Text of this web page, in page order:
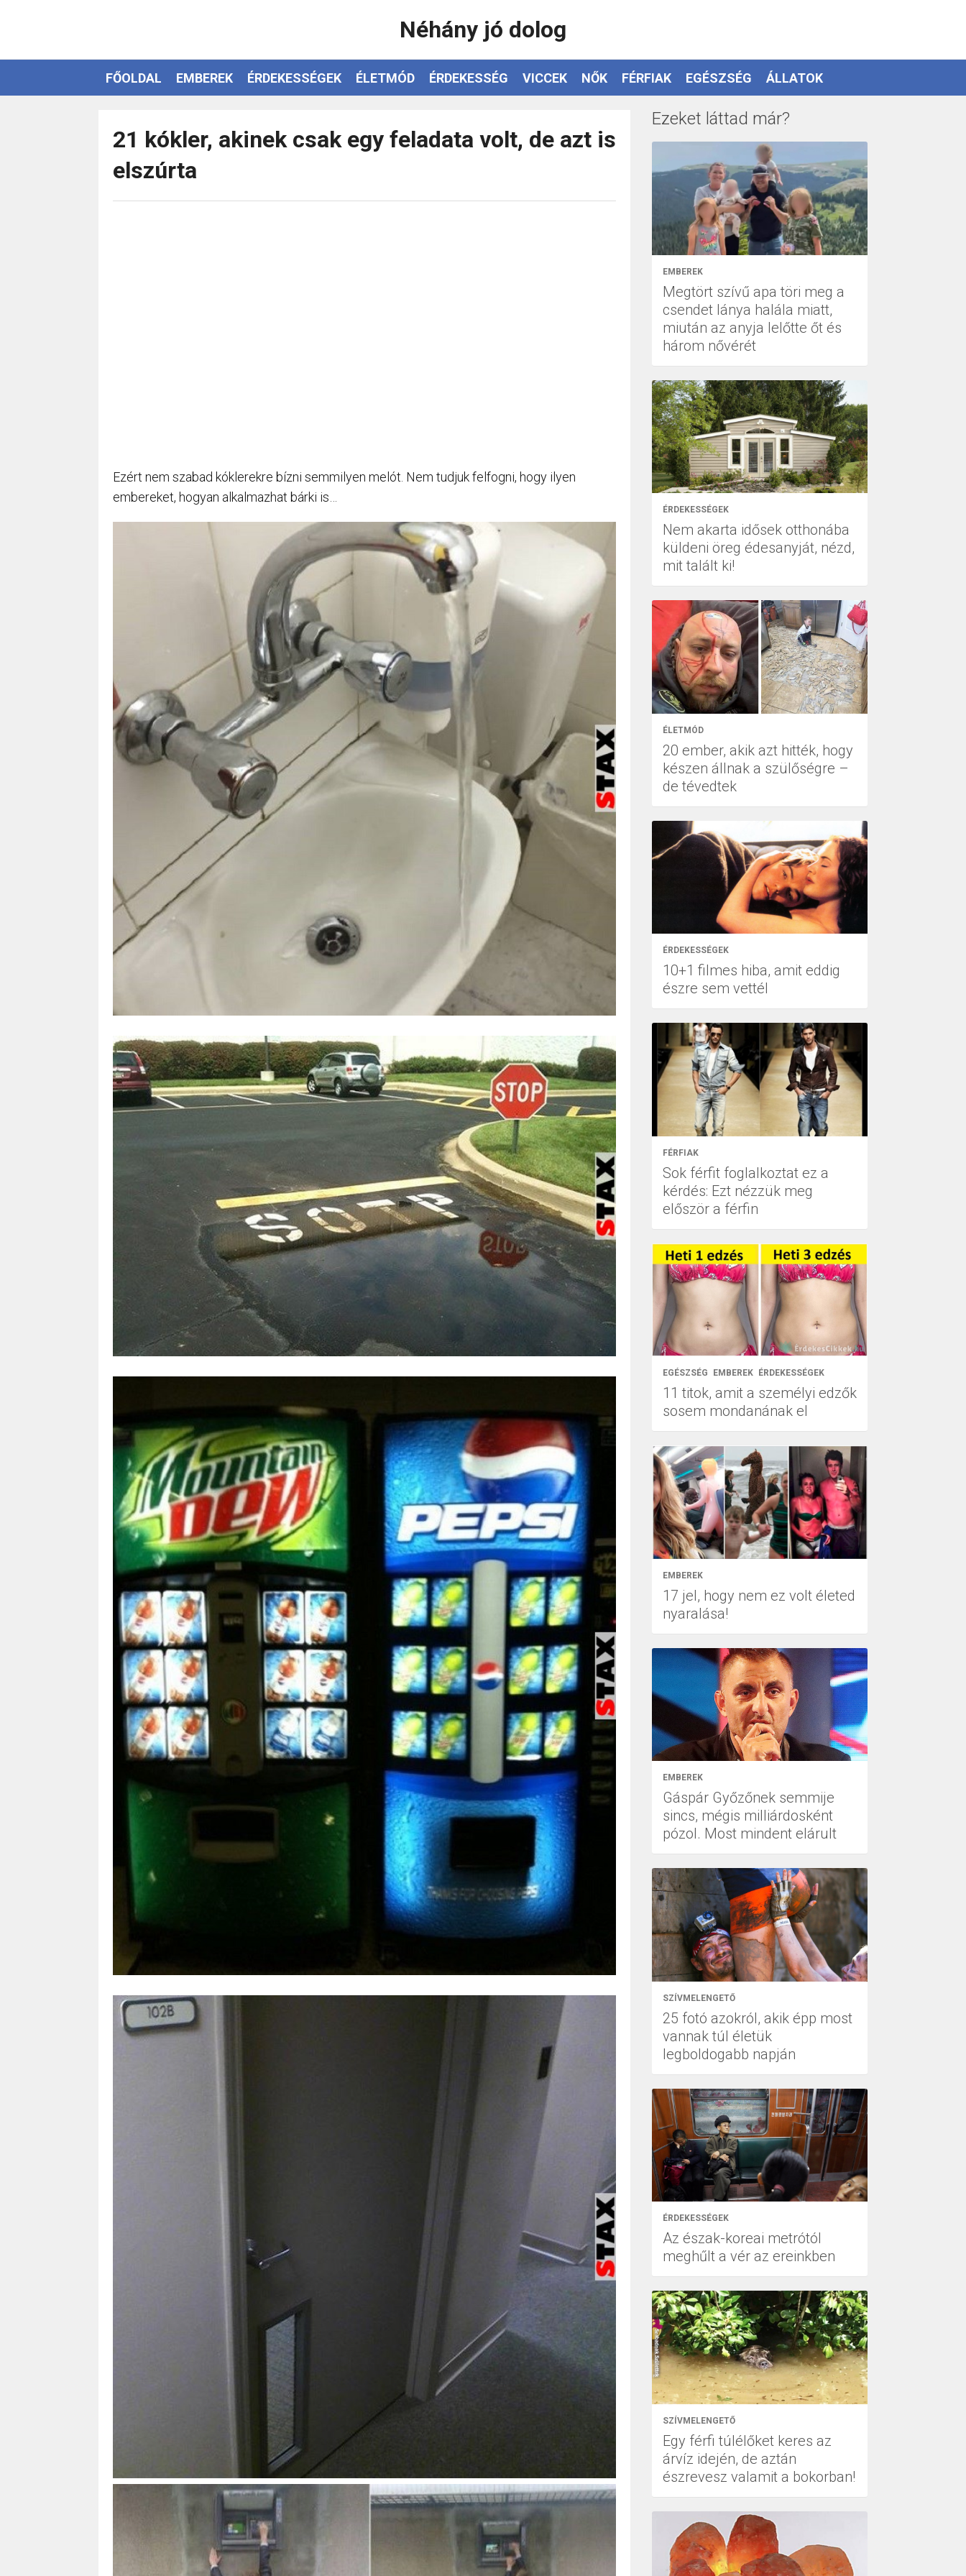
Néhány jó dolog
FŐOLDAL EMBEREK ÉRDEKESSÉGEK ÉLETMÓD ÉRDEKESSÉG VICCEK NŐK FÉRFIAK EGÉSZSÉG ÁLLATOK
21 kókler, akinek csak egy feladata volt, de azt is
elszúrta
Ezért nem szabad kóklerekre bízni semmilyen melót. Nem tudjuk felfogni, hogy ilyen
embereket, hogyan alkalmazhat bárki is…
Ezeket láttad már?
EMBEREK
Megtört szívű apa töri meg a
csendet lánya halála miatt,
miután az anyja lelőtte őt és
három nővérét
ÉRDEKESSÉGEK
Nem akarta idősek otthonába
küldeni öreg édesanyját, nézd,
mit talált ki!
ÉLETMÓD
20 ember, akik azt hitték, hogy
készen állnak a szülőségre –
de tévedtek
ÉRDEKESSÉGEK
10+1 filmes hiba, amit eddig
észre sem vettél
FÉRFIAK
Sok férfit foglalkoztat ez a
kérdés: Ezt nézzük meg
először a férfin
EGÉSZSÉG EMBEREK ÉRDEKESSÉGEK
11 titok, amit a személyi edzők
sosem mondanának el
EMBEREK
17 jel, hogy nem ez volt életed
nyaralása!
EMBEREK
Gáspár Győzőnek semmije
sincs, mégis milliárdosként
pózol. Most mindent elárult
SZÍVMELENGETŐ
25 fotó azokról, akik épp most
vannak túl életük
legboldogabb napján
ÉRDEKESSÉGEK
Az észak-koreai metrótól
meghűlt a vér az ereinkben
SZÍVMELENGETŐ
Egy férfi túlélőket keres az
árvíz idején, de aztán
észrevesz valamit a bokorban!